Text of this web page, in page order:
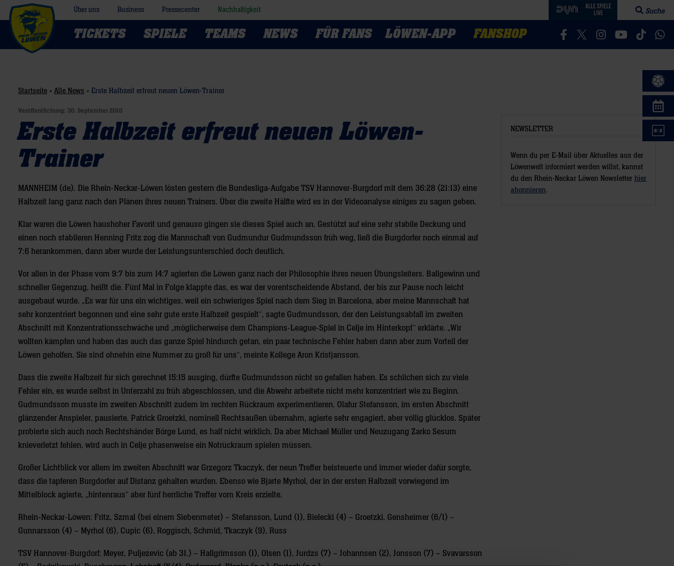
Über uns Business Pressecenter Nachhaltigkeit
Suchfeld
Suche
TICKETS SPIELE TEAMS NEWS FÜR FANS LÖWEN-APP FANSHOP Besucht uns auf Facebook
Besucht uns auf Twitter
Besucht uns auf
Besucht uns
Besucht
Startseite » Alle News » Erste Halbzeit erfreut neuen Löwen-Trainer
Veröffentlichung: 30. September 2010
Erste Halbzeit erfreut neuen Löwen-
Trainer
MANNHEIM (de). Die Rhein-Neckar-Löwen lösten gestern die Bundesliga-Aufgabe TSV Hannover-Burgdorf mit dem 36:28 (21:13) eine
Halbzeit lang ganz nach den Plänen ihres neuen Trainers. Über die zweite Hälfte wird es in der Videoanalyse einiges zu sagen geben.
Klar waren die Löwen haushoher Favorit und genauso gingen sie dieses Spiel auch an. Gestützt auf eine sehr stabile Deckung und
einen noch stabileren Henning Fritz zog die Mannschaft von Gudmundur Gudmundsson früh weg, ließ die Burgdorfer noch einmal auf
7:6 herankommen, dann aber wurde der Leistungsunterschied doch deutlich.
Vor allen in der Phase vom 9:7 bis zum 14:7 agierten die Löwen ganz nach der Philosophie ihres neuen Übungsleiters. Ballgewinn und
schneller Gegenzug, heißt die. Fünf Mal in Folge klappte das, es war der vorentscheidende Abstand, der bis zur Pause noch leicht
ausgebaut wurde. „Es war für uns ein wichtiges, weil ein schwieriges Spiel nach dem Sieg in Barcelona, aber meine Mannschaft hat
sehr konzentriert begonnen und eine sehr gute erste Halbzeit gespielt“, sagte Gudmundsson, der den Leistungsabfall im zweiten
Abschnitt mit Konzentrationsschwäche und „möglicherweise dem Champions-League-Spiel in Celje im Hinterkopf“ erklärte. „Wir
wollten kämpfen und haben das auch das ganze Spiel hindurch getan, ein paar technische Fehler haben dann aber zum Vorteil der
Löwen geholfen. Sie sind ohnehin eine Nummer zu groß für uns“, meinte Kollege Aron Kristjansson.
Dass die zweite Halbzeit für sich gerechnet 15:15 ausging, dürfte Gudmundsson nicht so gefallen haben. Es schlichen sich zu viele
Fehler ein, es wurde selbst in Unterzahl zu früh abgeschlossen, und die Abwehr arbeitete nicht mehr konzentriert wie zu Beginn.
Gudmundsson musste im zweiten Abschnitt zudem im rechten Rückraum experimentieren. Olafur Stefansson, im ersten Abschnitt
glänzender Anspieler, pausierte. Patrick Groetzki, nominell Rechtsaußen übernahm, agierte sehr engagiert, aber völlig glücklos. Später
probierte sich auch noch Rechtshänder Börge Lund, es half nicht wirklich. Da aber Michael Müller und Neuzugang Zarko Sesum
knieverletzt fehlen, wird auch in Celje phasenweise ein Notrückraum spielen müssen.
Großer Lichtblick vor allem im zweiten Abschnitt war Grzegorz Tkaczyk, der neun Treffer beisteuerte und immer wieder dafür sorgte,
dass die tapferen Burgdorfer auf Distanz gehalten wurden. Ebenso wie Bjarte Myrhol, der in der ersten Halbzeit vorwiegend im
Mittelblock agierte, „hintenraus“ aber fünf herrliche Treffer vom Kreis erzielte.
Rhein-Neckar-Löwen: Fritz, Szmal (bei einem Siebenmeter) – Stefansson, Lund (1), Bielecki (4) – Groetzki, Gensheimer (6/1) –
Gunnarsson (4) – Myrhol (6), Cupic (6), Roggisch, Schmid, Tkaczyk (9), Russ
TSV Hannover-Burgdorf: Meyer, Puljezevic (ab 31.) – Hallgrimsson (1), Olsen (1), Jurdzs (7) – Johannsen (2), Jonsson (7) – Svavarsson
NEWSLETTER
Wenn du per E-Mail über Aktuelles aus der
Löwenwelt informiert werden willst, kannst
du den Rhein-Neckar Löwen Newsletter hier
abonnieren.